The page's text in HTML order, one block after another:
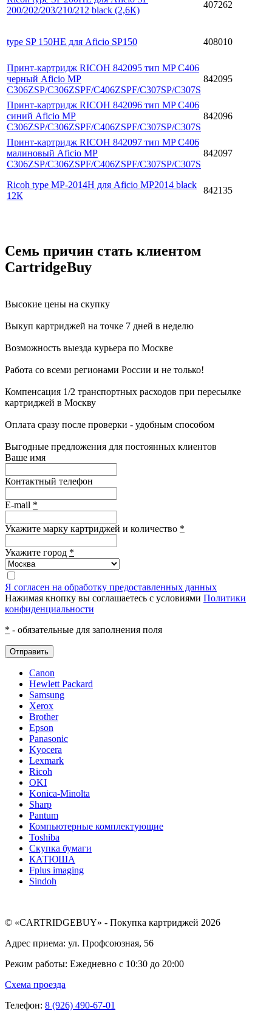
200/202/203/210/212 black (2,6К)
407262
type SP 150HE для Aficio SP150 408010
Принт-картридж RICOH 842095 тип MP C406
черный Aficio MP
C306ZSP/C306ZSPF/C406ZSPF/C307SP/C307S
842095
Принт-картридж RICOH 842096 тип MP C406
синий Aficio MP
C306ZSP/C306ZSPF/C406ZSPF/C307SP/C307S
842096
Принт-картридж RICOH 842097 тип MP C406
малиновый Aficio MP
C306ZSP/C306ZSPF/C406ZSPF/C307SP/C307S
842097
Ricoh type MP-2014H для Aficio MP2014 black
12К
842135
Семь причин стать клиентом
CartridgeBuy
Высокие цены на скупку
Выкуп картриджей на точке 7 дней в неделю
Возможность выезда курьера по Москве
Работа со всеми регионами России и не только!
Компенсация 1/2 транспортных расходов при пересылке
картриджей в Москву
Оплата сразу после проверки - удобным способом
Выгодные предложения для постоянных клиентов
Ваше имя
Контактный телефон
E-mail *
Укажите марку картриджей и количество *
Укажите город *
Я согласен на обработку предоставленных данных
Нажимая кнопку вы соглашаетесь с условиями Политики
конфиденциальности
* - обязательные для заполнения поля
Отправить
Canon
Hewlett Packard
Samsung
Xerox
Brother
Epson
Panasonic
Kyocera
Lexmark
Ricoh
OKI
Konica-Minolta
Sharp
Pantum
Компьютерные комплектующие
Toshiba
Скупка бумаги
КАТЮША
Fplus imaging
Sindoh
© «CARTRIDGEBUY» - Покупка картриджей 2026
Адрес приема: ул. Профсоюзная, 56
Режим работы: Ежедневно с 10:30 до 20:00
Схема проезда
Телефон: 8 (926) 490-67-01